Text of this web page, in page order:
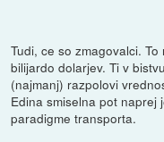
Tudi, ce so zmagovalci.
bilijardo dolarjev. Ti v
(najmanj) razpolovi
Edina smiselna pot naprej
paradigme transporta.